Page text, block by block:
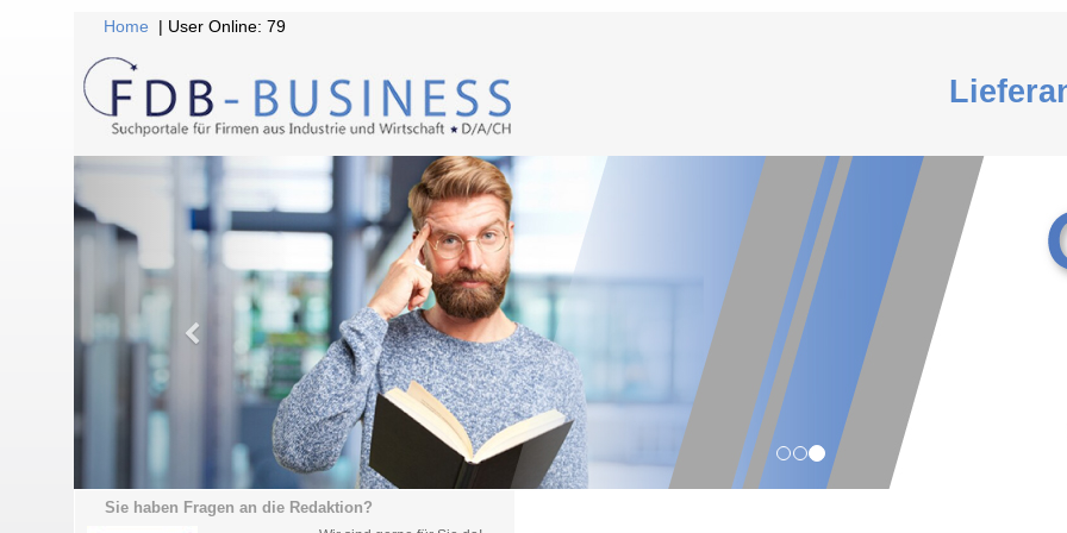
Home | User Online: 79
Sie haben Fragen an die Redaktion?